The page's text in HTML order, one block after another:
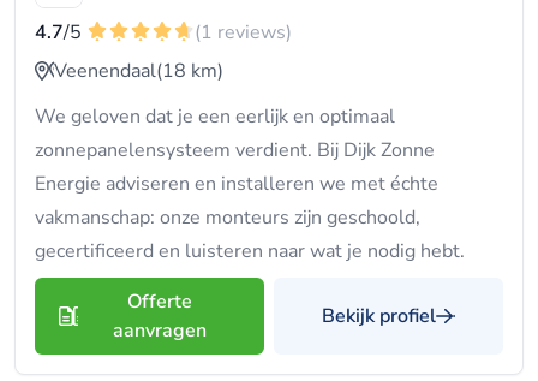
4.7/5
(1 reviews)
Veenendaal(18 km)
We geloven dat je een eerlijk en optimaal
zonnepanelensysteem verdient. Bij Dijk Zonne
Energie adviseren en installeren we met échte
vakmanschap: onze monteurs zijn geschoold,
gecertificeerd en luisteren naar wat je nodig hebt.
Offerte
aanvragen
Bekijk profiel